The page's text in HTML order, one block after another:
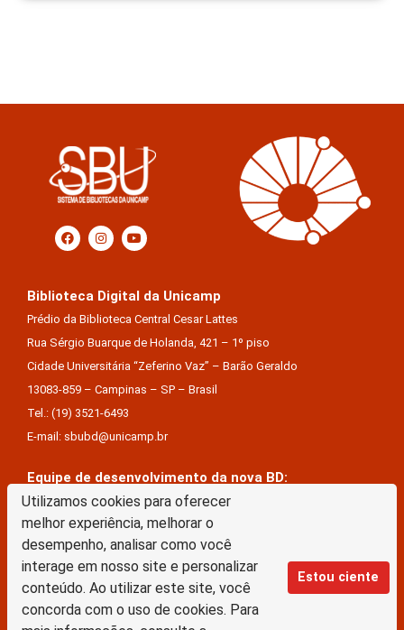
Utilizamos cookies para oferecer
melhor experiência, melhorar o
desempenho, analisar como você
interage em nosso site e personalizar
conteúdo. Ao utilizar este site, você
concorda com o uso de cookies. Para
Estou ciente
Biblioteca Digital da Unicamp
Prédio da Biblioteca Central Cesar Lattes
Rua Sérgio Buarque de Holanda, 421 – 1º piso
Cidade Universitária “Zeferino Vaz” – Barão Geraldo
13083-859 – Campinas – SP – Brasil
Tel.: (19) 3521-6493
E-mail: sbubd@unicamp.br
Equipe de desenvolvimento da nova BD:
Keite Aparecida Duarte
Márcio Vinícius De Jesus Almeida
Saul Victor De Castro E Silva
A Biblioteca Digital da Unicamp está licenciado com uma Licença Creative Commons –
Atribuição Sem Derivações 4.0 Internacional